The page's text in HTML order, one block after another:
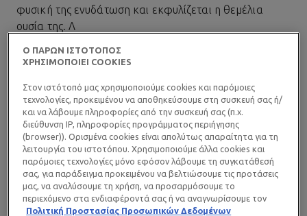
φυσική της ενυδάτωση και εκφυλίζεται η θεμέλια
ουσία της. Λ
όγω της έλλειψης ενυδάτωσης και θρεπτικών
συστατικών, μειώνεται η παραγωγή κολλαγόνου. Αυτός
ο ιστός στήριξης αδυνατίζει, προκαλώντας απώλεια
τόνου και σφριγηλότητας. Η συνοχή μεταξύ της
δερμίδας και της επιδερμίδας χαλαρώνει.
Στην επιφάνεια της επιδερμίδας σχηματίζονται
βαθουλώματα, δηλαδή ρυτίδες. Οι ρυτίδες είναι ένα
από τα πρώτα εμφανή σημάδια γήρανσης της
Ο ΠΑΡΩΝ ΙΣΤΟΤΟΠΟΣ
ΧΡΗΣΙΜΟΠΟΙΕΙ COOKIES
Στον ιστότοπό μας χρησιμοποιούμε cookies και παρόμοιες
τεχνολογίες, προκειμένου να αποθηκεύσουμε στη συσκευή σας ή/
και να λάβουμε πληροφορίες από την συσκευή σας (π.χ.
διεύθυνση IP, πληροφορίες προγράμματος περιήγησης
(browser)). Ορισμένα cookies είναι απολύτως απαραίτητα για τη
λειτουργία του ιστοτόπου. Χρησιμοποιούμε άλλα cookies και
παρόμοιες τεχνολογίες μόνο εφόσον λάβουμε τη συγκατάθεσή
σας, για παράδειγμα προκειμένου να βελτιώσουμε τις προτάσεις
μας, να αναλύσουμε τη χρήση, να προσαρμόσουμε το
περιεχόμενο στα ενδιαφέροντά σας ή να αναγνωρίσουμε τον
browser/ τη συσκευή σας για τη δημιουργία προφίλ με τα
Πολιτική Προστασίας Προσωπικών Δεδομένων